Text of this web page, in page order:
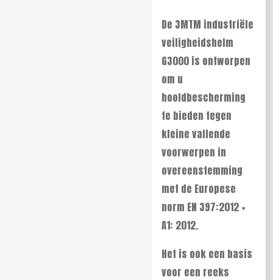
De 3MTM industriële
veiligheidshelm
G3000 is ontworpen
om u
hoofdbescherming
te bieden tegen
kleine vallende
voorwerpen in
overeenstemming
met de Europese
norm EN 397:2012 +
A1: 2012.
Het is ook een basis
voor een reeks